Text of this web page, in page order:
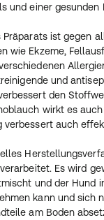
und einer
Präparats ist gegen
wie Ekzeme,
und
den
wirkt es
verbessert auch
Es wird
und der Hund
kann und sich
am Boden